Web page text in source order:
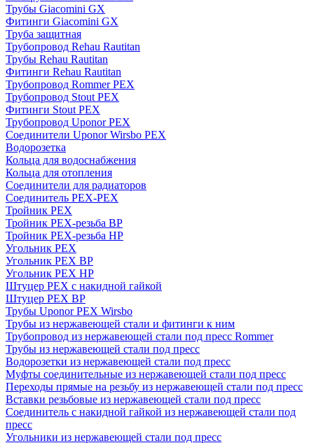
Трубы Giacomini GX
Фитинги Giacomini GX
Труба защитная
Трубопровод Rehau Rautitan
Трубы Rehau Rautitan
Фитинги Rehau Rautitan
Трубопровод Rommer PEX
Трубопровод Stout PEX
Фитинги Stout PEX
Трубопровод Uponor PEX
Соединители Uponor Wirsbo PEX
Водорозетка
Кольца для водоснабжения
Кольца для отопления
Соединители для радиаторов
Соединитель PEX-PEX
Тройник PEX
Тройник PEX-резьба ВР
Тройник PEX-резьба НР
Угольник PEX
Угольник PEX ВР
Угольник PEX НР
Штуцер PEX c накидной гайкой
Штуцер PEX ВР
Трубы Uponor PEX Wirsbo
Трубы из нержавеющей стали и фитинги к ним
Трубопровод из нержавеющей стали под пресс Rommer
Трубы из нержавеющей стали под пресс
Водорозетки из нержавеющей стали под пресс
Муфты соединительные из нержавеющей стали под пресс
Переходы прямые на резьбу из нержавеющей стали под пресс
Вставки резьбовые из нержавеющей стали под пресс
Соединитель с накидной гайкой из нержавеющей стали под
пресс
Угольники из нержавеющей стали под пресс